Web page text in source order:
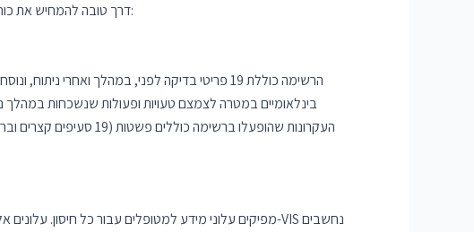
דרך טובה להמחיש את כוחם של עקרונות הכתיבה היא לבחון מדריכים רפואיים ומדעיים שנחשבים למוצלחים ולנתח מדוע. להלן מספר דוגמאות בולטות:
בינלאומיים במטרה לצמצם טעויות ופעולות שנשכחות
העקרונות שהופעלו